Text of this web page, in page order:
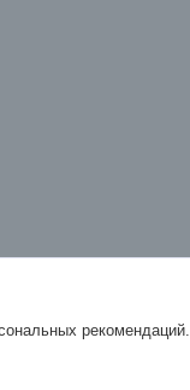
рекомендаций.